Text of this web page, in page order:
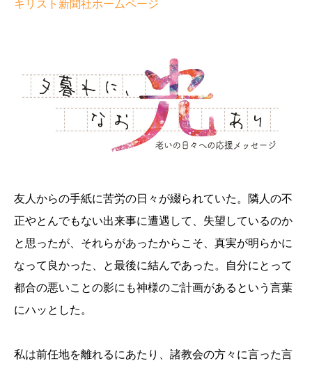
キリスト新聞社ホームページ
友人からの手紙に苦労の日々が綴られていた。隣人の不
正やとんでもない出来事に遭遇して、失望しているのか
と思ったが、それらがあったからこそ、真実が明らかに
なって良かった、と最後に結んであった。自分にとって
都合の悪いことの影にも神様のご計画があるという言葉
にハッとした。
私は前任地を離れるにあたり、諸教会の方々に言った言